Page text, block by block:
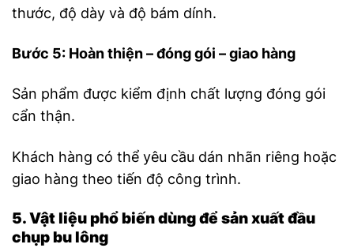
thước, độ dày và độ bám dính.
Bước 5: Hoàn thiện – đóng gói – giao hàng
Sản phẩm được kiểm định chất lượng đóng gói
cẩn thận.
Khách hàng có thể yêu cầu dán nhãn riêng hoặc
giao hàng theo tiến độ công trình.
5. Vật liệu phổ biến dùng để sản xuất đầu
chụp bu lông